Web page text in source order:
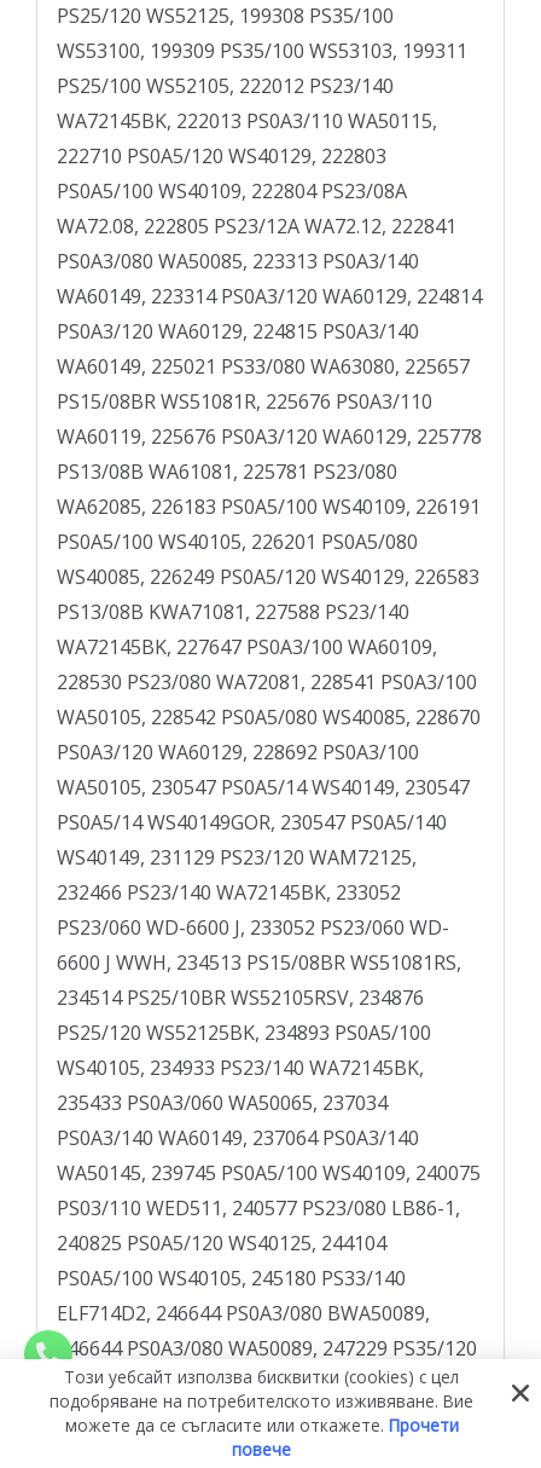
Този уебсайт използва бисквитки (cookies) с цел
подобряване на потребителското изживяване. Вие
можете да се съгласите или откажете. Прочети
повече